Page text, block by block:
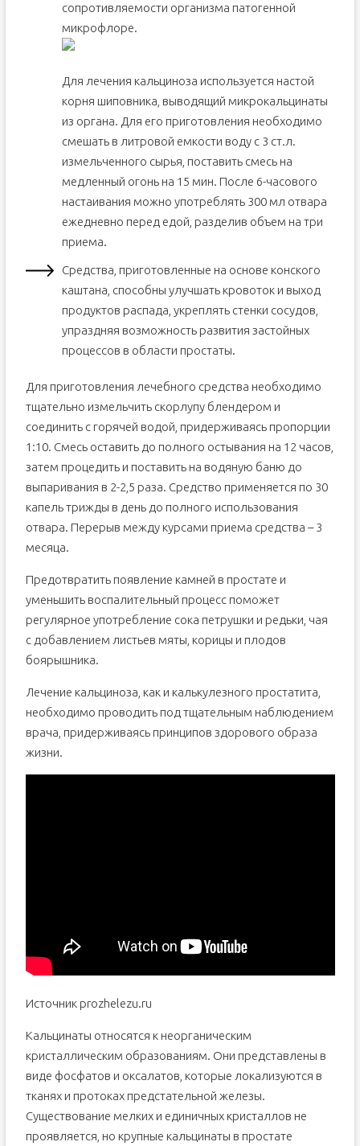
сопротивляемости организма патогенной
микрофлоре.
Для лечения кальциноза используется настой
корня шиповника, выводящий микрокальцинаты
из органа. Для его приготовления необходимо
смешать в литровой емкости воду с 3 ст.л.
измельченного сырья, поставить смесь на
медленный огонь на 15 мин. После 6-часового
настаивания можно употреблять 300 мл отвара
ежедневно перед едой, разделив объем на три
приема.
Средства, приготовленные на основе конского
каштана, способны улучшать кровоток и выход
продуктов распада, укреплять стенки сосудов,
упраздняя возможность развития застойных
процессов в области простаты.
Для приготовления лечебного средства необходимо
тщательно измельчить скорлупу блендером и
соединить с горячей водой, придерживаясь пропорции
1:10. Смесь оставить до полного остывания на 12 часов,
затем процедить и поставить на водяную баню до
выпаривания в 2-2,5 раза. Средство применяется по 30
капель трижды в день до полного использования
отвара. Перерыв между курсами приема средства – 3
месяца.
Предотвратить появление камней в простате и
уменьшить воспалительный процесс поможет
регулярное употребление сока петрушки и редьки, чая
с добавлением листьев мяты, корицы и плодов
боярышника.
Лечение кальциноза, как и калькулезного простатита,
необходимо проводить под тщательным наблюдением
врача, придерживаясь принципов здорового образа
жизни.
Источник prozhelezu.ru
Кальцинаты относятся к неорганическим
кристаллическим образованиям. Они представлены в
виде фосфатов и оксалатов, которые локализуются в
тканях и протоках предстательной железы.
Существование мелких и единичных кристаллов не
проявляется, но крупные кальцинаты в простате